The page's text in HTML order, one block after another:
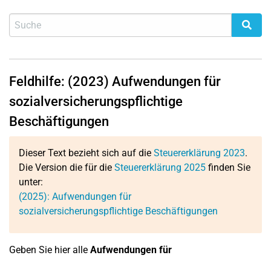
Feldhilfe: (2023) Aufwendungen für
sozialversicherungspflichtige
Beschäftigungen
Dieser Text bezieht sich auf die Steuererklärung 2023.
Die Version die für die Steuererklärung 2025 finden Sie
unter:
(2025): Aufwendungen für
sozialversicherungspflichtige Beschäftigungen
Geben Sie hier alle Aufwendungen für